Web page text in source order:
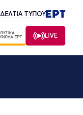
ΔΕΛΤΙΑ ΤΥΠΟΥ
LIVE